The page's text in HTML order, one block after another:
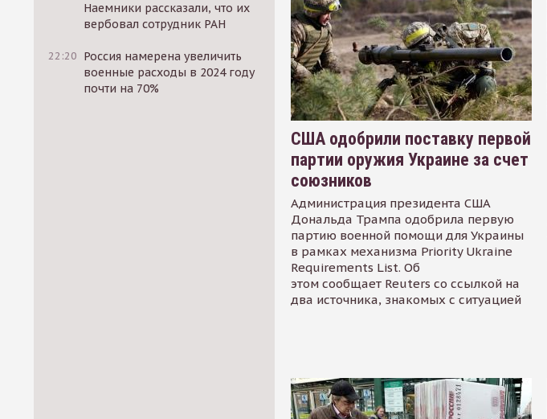
Наемники рассказали, что их
вербовал сотрудник РАН
22:20 Россия намерена увеличить
военные расходы в 2024 году
почти на 70%
США одобрили поставку первой
партии оружия Украине за счет
союзников
Администрация президента США
Дональда Трампа одобрила первую
партию военной помощи для Украины
в рамках механизма Priority Ukraine
Requirements List. Об
этом сообщает Reuters со ссылкой на
два источника, знакомых с ситуацией